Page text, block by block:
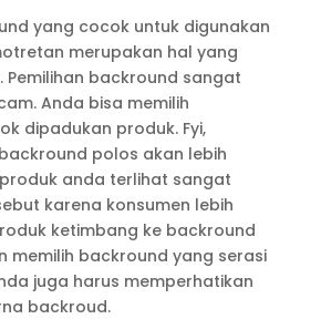
yang cocok untuk digunakan
merupakan hal yang
Pemilihan backround sangat
Anda bisa memilih
dipadukan produk. Fyi,
polos akan lebih
anda terlihat sangat
karena konsumen lebih
ketimbang ke backround
memilih backround yang serasi
juga harus memperhatikan
backroud.